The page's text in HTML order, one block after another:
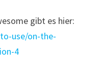
gibt es hier:
use/on-the-
4